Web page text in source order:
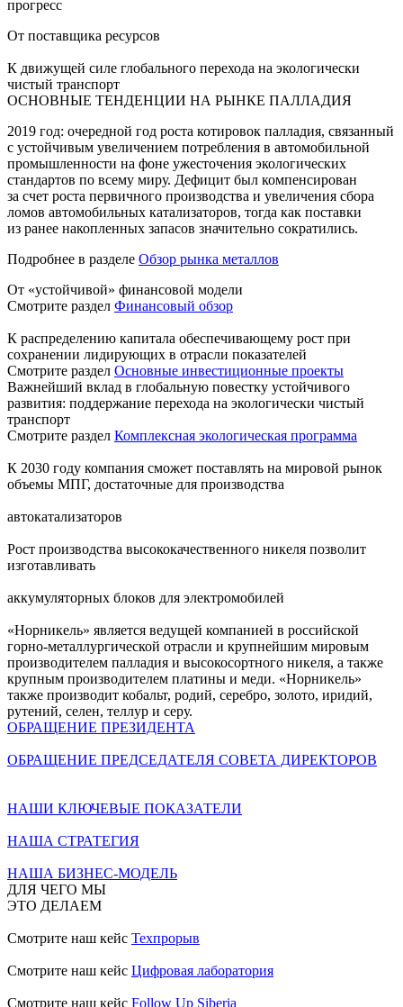
прогресс
От поставщика ресурсов
К движущей силе глобального перехода на экологически
чистый транспорт
ОСНОВНЫЕ ТЕНДЕНЦИИ НА РЫНКЕ ПАЛЛАДИЯ
2019 год: очередной год роста котировок палладия, связанный
с устойчивым увеличением потребления в автомобильной
промышленности на фоне ужесточения экологических
стандартов по всему миру. Дефицит был компенсирован
за счет роста первичного производства и увеличения сбора
ломов автомобильных катализаторов, тогда как поставки
из ранее накопленных запасов значительно сократились.
Подробнее в разделе Обзор рынка металлов
От «устойчивой» финансовой модели
Смотрите раздел Финансовый обзор
К распределению капитала обеспечивающему рост при
сохранении лидирующих в отрасли показателей
Смотрите раздел Основные инвестиционные проекты
Важнейший вклад в глобальную повестку устойчивого
развития: поддержание перехода на экологически чистый
транспорт
Смотрите раздел Комплексная экологическая программа
К 2030 году компания сможет поставлять на мировой рынок
объемы МПГ, достаточные для производства
автокатализаторов
Рост производства высококачественного никеля позволит
изготавливать
аккумуляторных блоков для электромобилей
«Норникель» является ведущей компанией в российской
горно-металлургической отрасли и крупнейшим мировым
производителем палладия и высокосортного никеля, а также
крупным производителем платины и меди. «Норникель»
также производит кобальт, родий, серебро, золото, иридий,
рутений, селен, теллур и серу.
ОБРАЩЕНИЕ ПРЕЗИДЕНТА
ОБРАЩЕНИЕ ПРЕДСЕДАТЕЛЯ СОВЕТА ДИРЕКТОРОВ
НАШИ КЛЮЧЕВЫЕ ПОКАЗАТЕЛИ
НАША СТРАТЕГИЯ
НАША БИЗНЕС-МОДЕЛЬ
ДЛЯ ЧЕГО МЫ
ЭТО ДЕЛАЕМ
Смотрите наш кейс Техпрорыв
Смотрите наш кейс Цифровая лаборатория
Смотрите наш кейс Follow Up Siberia